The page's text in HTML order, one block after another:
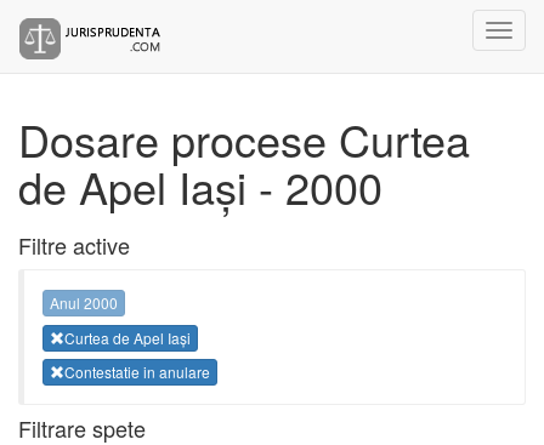
Dosare procese Curtea
de Apel Iași - 2000
Filtre active
Anul 2000
Curtea de Apel Iași
Contestatie in anulare
Filtrare spete